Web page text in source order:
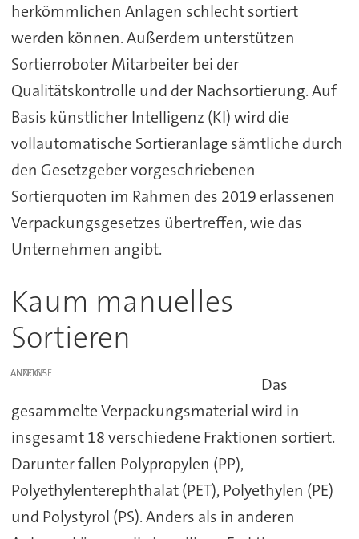
herkömmlichen Anlagen schlecht sortiert
werden können. Außerdem unterstützen
Sortierroboter Mitarbeiter bei der
Qualitätskontrolle und der Nachsortierung. Auf
Basis künstlicher Intelligenz (KI) wird die
vollautomatische Sortieranlage sämtliche durch
den Gesetzgeber vorgeschriebenen
Sortierquoten im Rahmen des 2019 erlassenen
Verpackungsgesetzes übertreffen, wie das
Unternehmen angibt.
Kaum manuelles
Sortieren
ANZEIGE
Das
gesammelte Verpackungsmaterial wird in
insgesamt 18 verschiedene Fraktionen sortiert.
Darunter fallen Polypropylen (PP),
Polyethylenterephthalat (PET), Polyethylen (PE)
und Polystyrol (PS). Anders als in anderen